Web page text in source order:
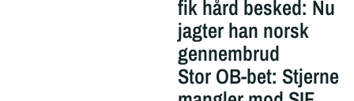
fik hård besked: Nu
jagter han norsk
gennembrud
Stor OB-bet: Stjerne